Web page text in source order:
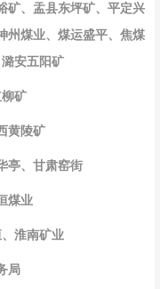
矿、盂县东坪矿、平定兴
州煤业、煤运盛平、焦煤
安五阳矿
矿
黄陵矿
亭、甘肃窑街
煤业
淮南矿业
局